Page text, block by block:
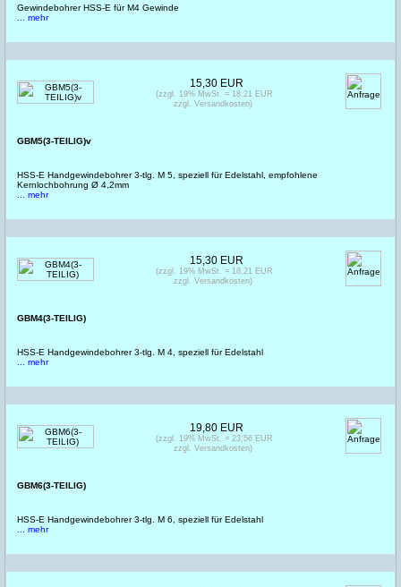
Gewindebohrer HSS-E für M4 Gewinde
... mehr
GBM5(3-TEILIG)v
HSS-E Handgewindebohrer 3-tlg. M 5, speziell für Edelstahl, empfohlene
Kernlochbohrung Ø 4,2mm
... mehr
15,30 EUR
(zzgl. 19% MwSt. = 18,21 EUR
zzgl. Versandkosten)
GBM4(3-TEILIG)
HSS-E Handgewindebohrer 3-tlg. M 4, speziell für Edelstahl
... mehr
15,30 EUR
(zzgl. 19% MwSt. = 18,21 EUR
zzgl. Versandkosten)
GBM6(3-TEILIG)
HSS-E Handgewindebohrer 3-tlg. M 6, speziell für Edelstahl
... mehr
19,80 EUR
(zzgl. 19% MwSt. = 23,56 EUR
zzgl. Versandkosten)